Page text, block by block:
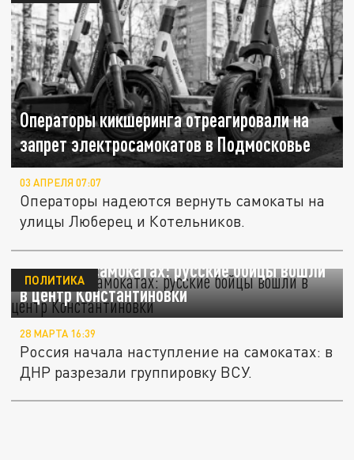
Операторы кикшеринга отреагировали на
запрет электросамокатов в Подмосковье
03 АПРЕЛЯ 07:07
Операторы надеются вернуть самокаты на
улицы Люберец и Котельников.
Штурм на самокатах: русские бойцы вошли
в центр Константиновки
ПОЛИТИКА
28 МАРТА 16:39
Россия начала наступление на самокатах: в
ДНР разрезали группировку ВСУ.